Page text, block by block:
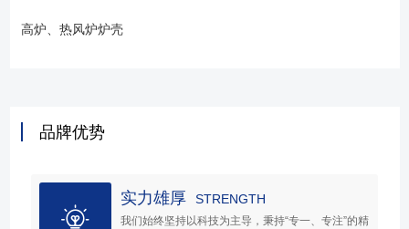
高炉、热风炉炉壳
品牌优势
实力雄厚 STRENGTH
我们始终坚持以科技为主导，秉持“专一、专注”的精